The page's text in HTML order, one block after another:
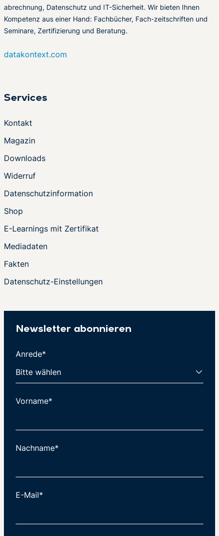
abrechnung, Datenschutz und IT-Sicherheit. Wir bieten Ihnen
Kompetenz aus einer Hand: Fachbücher, Fach-zeitschriften und
Seminare, Zertifizierung und Beratung.
datakontext.com
Services
Kontakt
Magazin
Downloads
Widerruf
Datenschutzinformation
Shop
E-Learnings mit Zertifikat
Mediadaten
Fakten
Datenschutz-Einstellungen
Newsletter abonnieren
Anrede*
Vorname*
Nachname*
E-Mail*